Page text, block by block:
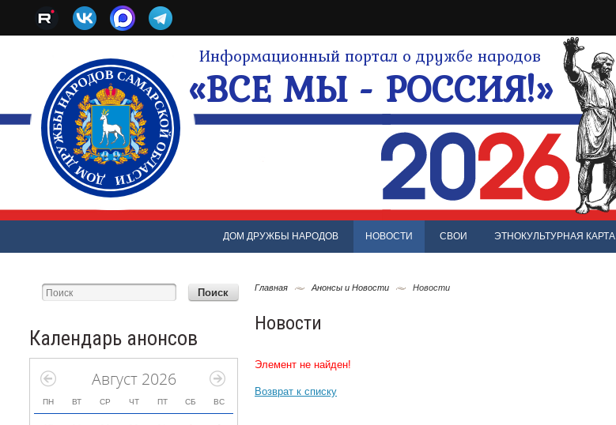
Информационный портал о дружбе народов
«ВСЕ МЫ - РОССИЯ!»
ДОМ ДРУЖБЫ НАРОДОВ НОВОСТИ СВОИ ЭТНОКУЛЬТУРНАЯ КАРТА
Календарь анонсов
Август 2026
ПН ВТ СР ЧТ ПТ СБ ВС
Главная Анонсы и Новости Новости
Новости
Элемент не найден!
Возврат к списку